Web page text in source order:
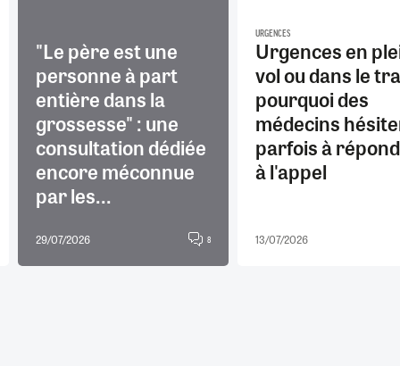
"Le père est une
personne à part
entière dans la
grossesse" : une
consultation dédiée
encore méconnue
par les...
29/07/2026 8
URGENCES
Urgences en
vol ou dans le
pourquoi des
médecins
parfois à
à l'appel
13/07/2026